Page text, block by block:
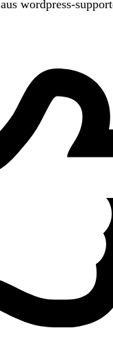
aus wordpress-